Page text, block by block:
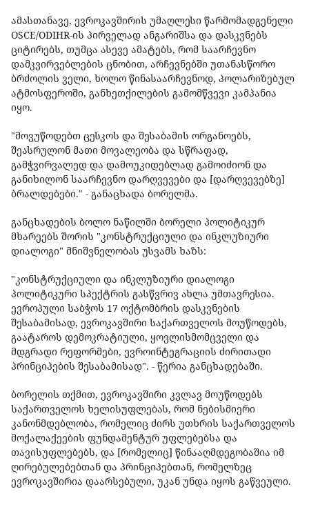
ამასთანავე, ევროკავშირის უმაღლესი წარმომადგენელი
OSCE/ODIHR-ის პირველად ანგარიშსა და დასკვნებს
ციტირებს, თუმცა ასევე ამატებს, რომ საარჩევნო
დამკვირვებლების ცნობით, არჩევნებში უთანასწორო
ბრძოლის ველი, ხოლო წინასაარჩევნოდ, პოლარიზებულ
ატმოსფეროში, განხეთქილების გამომწვევი კამპანია
იყო.
"მოვუწოდებთ ცესკოს და შესაბამის ორგანოებს,
შეასრულონ მათი მოვალეობა და სწრაფად,
გამჭვირვალედ და დამოუკიდებლად გამოიძიონ და
განიხილონ საარჩევნო დარღვევები და [დარღვევებზე]
ბრალდებები." - განაცხადა ბორელმა.
განცხადების ბოლო ნაწილში ბორელი პოლიტიკურ
მხარეებს შორის "კონსტრუქციული და ინკლუზიური
დიალოგი" მნიშვნელობას უსვამს ხაზს:
"კონსტრუქციული და ინკლუზიური დიალოგი
პოლიტიკური სპექტრის გასწვრივ ახლა უმთავრესია.
ევროპული საბჭოს 17 ოქტომბრის დასკვნების
შესაბამისად, ევროკავშირი საქართველოს მოუწოდებს,
გაატაროს დემოკრატიული, ყოვლისმომცველი და
მდგრადი რეფორმები, ევროინტეგრაციის ძირითადი
პრინციპების შესაბამისად". - წერია განცხადებაში.
ბორელის თქმით, ევროკავშირი კვლავ მოუწოდებს
საქართველოს ხელისუფლებას, რომ ნებისმიერი
კანონმდებლობა, რომელიც ძირს უთხრის საქართველოს
მოქალაქეების ფუნდამენტურ უფლებებსა და
თავისუფლებებს, და [რომელიც] წინააღმდეგობაშია იმ
ღირებულებებთან და პრინციპებთან, რომელზეც
ევროკავშირია დაარსებული, უკან უნდა იყოს გაწვეული.